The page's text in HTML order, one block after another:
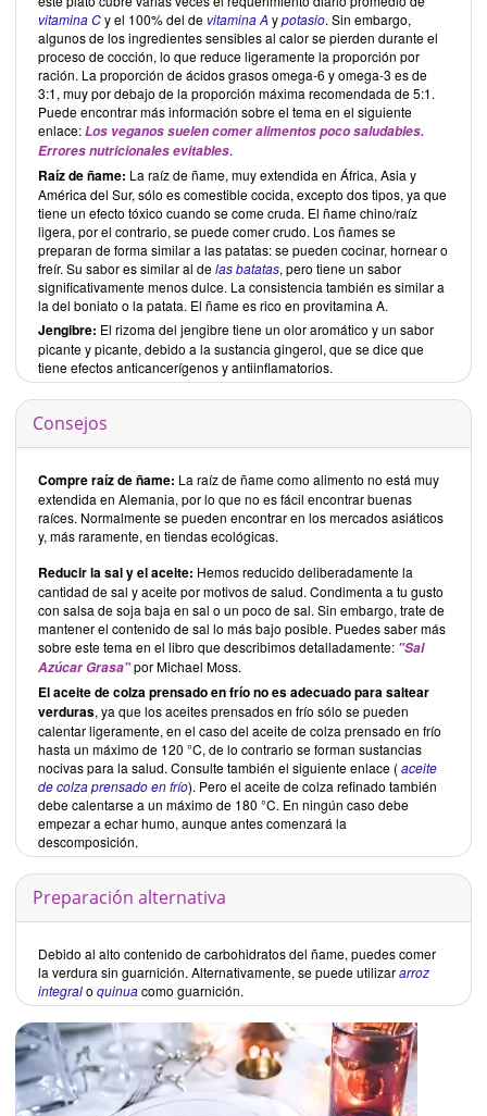
vitamina Cy el 100% del de vitamina A ypotasio. Sin embargo,
algunos de los ingredientes sensibles al calor se pierden durante el
proceso de cocción, lo que reduce ligeramente la proporción por
ración. La proporción de ácidos grasos omega-6 y omega-3 es de
3:1, muy por debajo de la proporción máxima recomendada de 5:1.
Puede encontrar más información sobre el tema en el siguiente
enlace:Los veganos suelen comer alimentos poco saludables.
Errores nutricionales evitables.
Raíz de ñame: La raíz de ñame, muy extendida en África, Asia y
América del Sur, sólo es comestible cocida, excepto dos tipos, ya que
tiene un efecto tóxico cuando se come cruda. El ñame chino/raíz
ligera, por el contrario, se puede comer crudo. Los ñames se
preparan de forma similar a las patatas: se pueden cocinar, hornear o
freír. Su sabor es similar al delas batatas, pero tiene un sabor
significativamente menos dulce. La consistencia también es similar a
la del boniato o la patata. El ñame es rico en provitamina A.
Jengibre: El rizoma del jengibre tiene un olor aromático y un sabor
picante y picante, debido a la sustancia gingerol, que se dice que
tiene efectos anticancerígenos y antiinflamatorios.
Consejos
Compre raíz de ñame: La raíz de ñame como alimento no está muy
extendida en Alemania, por lo que no es fácil encontrar buenas
raíces. Normalmente se pueden encontrar en los mercados asiáticos
y, más raramente, en tiendas ecológicas.
Reducir la sal y el aceite: Hemos reducido deliberadamente la
cantidad de sal y aceite por motivos de salud. Condimenta a tu gusto
con salsa de soja baja en sal o un poco de sal. Sin embargo, trate de
mantener el contenido de sal lo más bajo posible. Puedes saber más
sobre este tema en el libro que describimos detalladamente: "Sal
Azúcar Grasa"por Michael Moss.
El aceite de colza prensado en fríono es adecuadopara saltear
verduras, ya que los aceites prensados en frío sólo se pueden
calentar ligeramente, en el caso del aceite de colza prensado en frío
hasta un máximo de 120 °C, de lo contrario se forman sustancias
nocivas para la salud. Consulte también el siguiente enlace (aceite
de colza prensado en frío). Pero el aceite de colza refinado también
debe calentarse a un máximo de 180 °C. En ningún caso debe
empezar a echar humo, aunque antes comenzará la
descomposición.
Preparación alternativa
Debido al alto contenido de carbohidratos del ñame, puedes comer
la verdura sin guarnición. Alternativamente, se puede utilizararroz
integralo quinuacomo guarnición.